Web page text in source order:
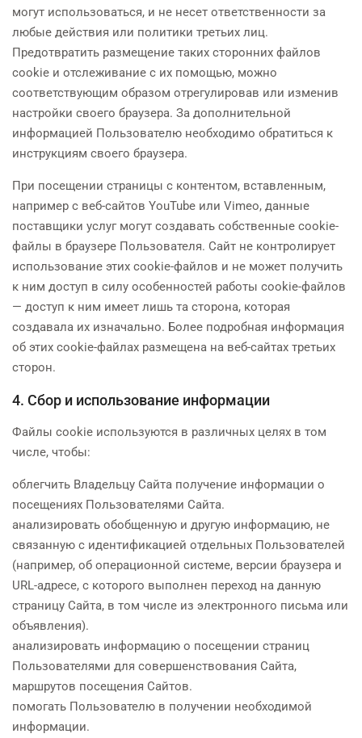
могут использоваться, и не несет ответственности за
любые действия или политики третьих лиц.
Предотвратить размещение таких сторонних файлов
cookie и отслеживание с их помощью, можно
соответствующим образом отрегулировав или изменив
настройки своего браузера. За дополнительной
информацией Пользователю необходимо обратиться к
инструкциям своего браузера.
При посещении страницы с контентом, вставленным,
например с веб-сайтов YouTube или Vimeo, данные
поставщики услуг могут создавать собственные cookie-
файлы в браузере Пользователя. Сайт не контролирует
использование этих cookie-файлов и не может получить
к ним доступ в силу особенностей работы cookie-файлов
— доступ к ним имеет лишь та сторона, которая
создавала их изначально. Более подробная информация
об этих cookie-файлах размещена на веб-сайтах третьих
сторон.
4. Сбор и использование информации
Файлы cookie используются в различных целях в том
числе, чтобы:
облегчить Владельцу Сайта получение информации о
посещениях Пользователями Сайта.
анализировать обобщенную и другую информацию, не
связанную с идентификацией отдельных Пользователей
(например, об операционной системе, версии браузера и
URL-адресе, с которого выполнен переход на данную
страницу Сайта, в том числе из электронного письма или
объявления).
анализировать информацию о посещении страниц
Пользователями для совершенствования Сайта,
маршрутов посещения Сайтов.
помогать Пользователю в получении необходимой
информации.